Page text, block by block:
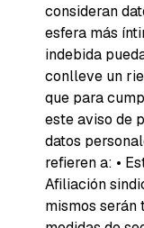
consideran
esfera más
indebida
conlleve un
que para
este aviso de
datos
refieren a: •
Afiliación
mismos